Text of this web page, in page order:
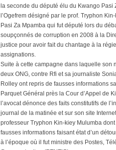
la seconde du député élu du Kwango
l’Ogefrem désigné par le prof. Tryphon
Pasi Za Mpamba qui fut député lors du
soupçonnés de corruption en 2008 à la
justice pour avoir fait du chantage à la
assignations.
Suite à cette campagne dans laquelle son
deux ONG, contre Rfi et sa journaliste
Rolley ont repris de fausses informations
Parquet Général près la Cour d’Appel de
l’avocat dénonce des faits constitutifs de
journal de la matinée et sur son site
professeur Tryphon Kin-kiey Mulumba
fausses informations faisant état d’un
à l’époque où il fut ministre des Postes,